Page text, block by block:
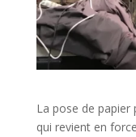
La pose de papier
qui revient en